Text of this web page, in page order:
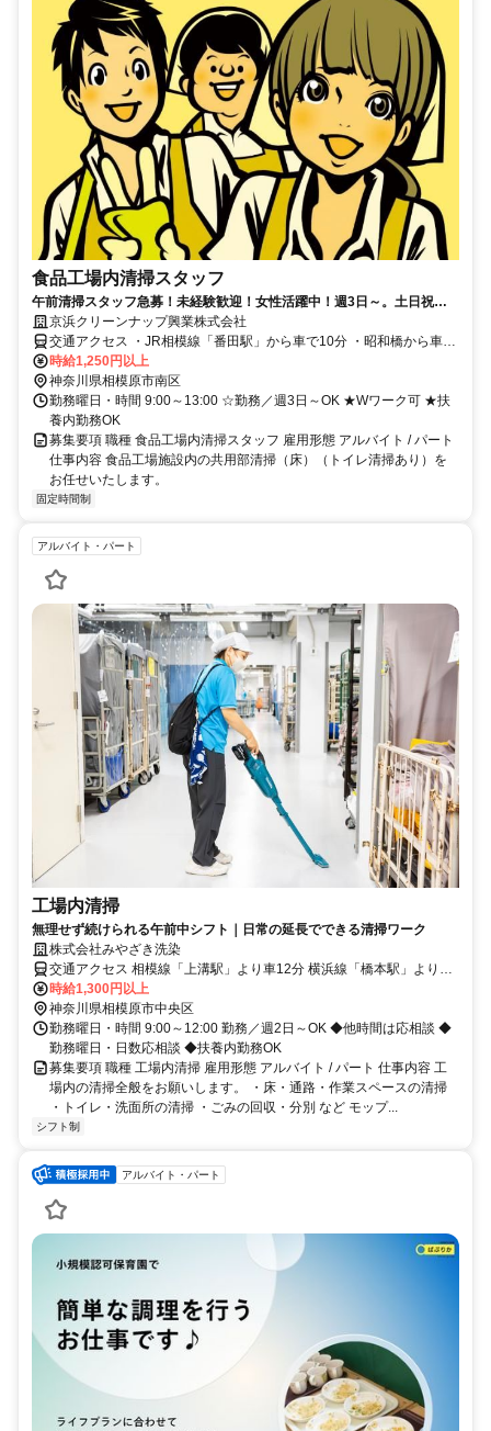
食品工場内清掃スタッフ
午前清掃スタッフ急募！未経験歓迎！女性活躍中！週3日～。土日祝時
給50円UP
京浜クリーンナップ興業株式会社
交通アクセス ・JR相模線「番田駅」から車で10分 ・昭和橋から車で
3分 ［上依知・下川入・中津］からも通勤しやすい ※各線「橋本
駅」・JR相模線「原当麻駅」・小田急線「本厚木駅」からの送迎バ
スあり
時給1,250円以上
神奈川県相模原市南区
勤務曜日・時間 9:00～13:00 ☆勤務／週3日～OK ★Wワーク可 ★扶
養内勤務OK
募集要項 職種 食品工場内清掃スタッフ 雇用形態 アルバイト / パート
仕事内容 食品工場施設内の共用部清掃（床）（トイレ清掃あり）を
お任せいたします。
固定時間制
アルバイト・パート
工場内清掃
無理せず続けられる午前中シフト｜日常の延長でできる清掃ワーク
株式会社みやざき洗染
交通アクセス 相模線「上溝駅」より車12分 横浜線「橋本駅」より車
15分 横浜線「相模原駅」より車20分
時給1,300円以上
神奈川県相模原市中央区
勤務曜日・時間 9:00～12:00 勤務／週2日～OK ◆他時間は応相談 ◆
勤務曜日・日数応相談 ◆扶養内勤務OK
募集要項 職種 工場内清掃 雇用形態 アルバイト / パート 仕事内容 工
場内の清掃全般をお願いします。 ・床・通路・作業スペースの清掃
・トイレ・洗面所の清掃 ・ごみの回収・分別 など モップ...
シフト制
アルバイト・パート